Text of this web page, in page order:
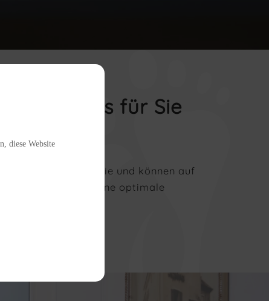
wir uns für Sie
Technologie und können auf
mit Ihnen eine optimale
diese Website